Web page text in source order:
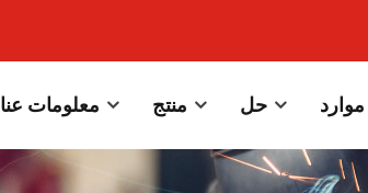
معلومات عنا منتج حل موارد